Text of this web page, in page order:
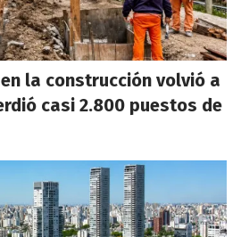
la construcción volvió a
casi 2.800 puestos de